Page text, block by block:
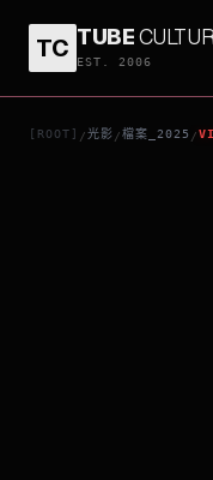
TC TUBE
EST. 2006
[ROOT] /光影 /檔案_2025 /
瘋子